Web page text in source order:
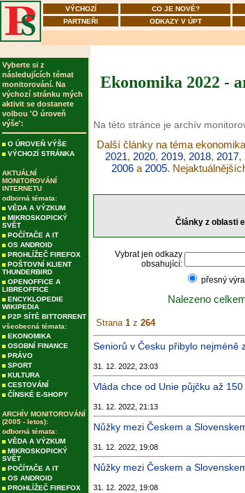
VÝCHOZÍ CO JE NOVÉ?
PARTNEŘI
ODKAZY V ÚPT
Vyberte si z
následujících témat
monitorování. Na
výchozí stránku mých
aktivit se dostanete
volbou 'O úroveň
výše':
O ÚROVEŇ VÝŠE
VÝCHOZÍ STRÁNKA
AKTUÁLNÍ
MONITOROVÁNÍ
INTERNETU
odborná témata:
VĚDA A VÝZKUM
MIKROSKOPICKÝ
SVĚT
POČÍTAČE A IT
OS ANDROID
PROHLÍŽEČ FIREFOX
POŠTOVNÍ KLIENT
THUNDERBIRD
OPENOFFICE A
LIBREOFFICE
ENCYKLOPEDIE
WIKIPEDIA
P2P SÍTĚ BITTORRENT
všeobecná témata:
EKONOMIKA
OSOBNÍ FINANCE
PRÁVO
SPORT
KULTURA
CESTOVÁNÍ
ČÍNSKÉ E-SHOPY
ARCHÍV MONITOROVÁNÍ
(2005 - letos):
odborná témata:
VĚDA A VÝZKUM
MIKROSKOPICKÝ
SVĚT
POČÍTAČE A IT
OS ANDROID
PROHLÍŽEČ FIREFOX
Ekonomika 2022 -
Na této stránce je archív
Další články na téma
2021, 2020, 2019, 2018, 2017,
2006a 2005.
Články z oblasti
Vybrat jen odkazy
obsahující:
přesný
Nalezeno
Strana 1 z 264
Seniorů v Česku přibylo nejméně
31. 12. 2022, 23:03
Vláda chce od Unie půjčku až
31. 12. 2022, 21:13
Nůžky mezi Českem a
31. 12. 2022, 19:08
Nůžky mezi Českem a
31. 12. 2022, 19:08